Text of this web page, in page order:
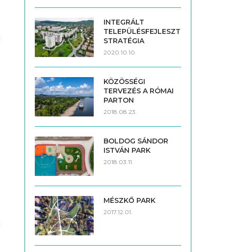
INTEGRÁLT
TELEPÜLÉSFEJLESZTÉSI
STRATÉGIA
2020.10.10.
KÖZÖSSÉGI
TERVEZÉS A RÓMAI
PARTON
2018.08.23.
BOLDOG SÁNDOR
ISTVÁN PARK
2018.03.11.
MÉSZKŐ PARK
2017.12.01.